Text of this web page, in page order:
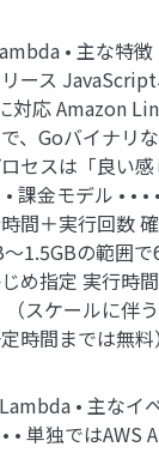
• 主な特徴
ース JavaScript
対応 Amazon
、Goバイナリ
セスは「良い
課金モデル • • •
間＋実行回数
1.5GBの範囲
め指定 実行時
（スケールに伴
時間までは無料）
• 主なイ
• • 単独ではAWS